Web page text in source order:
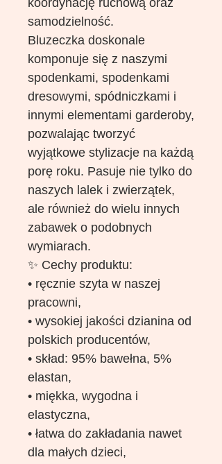
koordynację ruchową oraz
samodzielność.
Bluzeczka doskonale
komponuje się z naszymi
spodenkami, spodenkami
dresowymi, spódniczkami i
innymi elementami garderoby,
pozwalając tworzyć
wyjątkowe stylizacje na każdą
porę roku. Pasuje nie tylko do
naszych lalek i zwierzątek,
ale również do wielu innych
zabawek o podobnych
wymiarach.
✨ Cechy produktu:
• ręcznie szyta w naszej
pracowni,
• wysokiej jakości dzianina od
polskich producentów,
• skład: 95% bawełna, 5%
elastan,
• miękka, wygodna i
elastyczna,
• łatwa do zakładania nawet
dla małych dzieci,